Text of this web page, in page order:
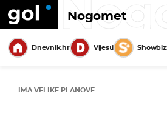
Nogomet
Dnevnik.hr Vijesti
IMA VELIKE PLANOVE